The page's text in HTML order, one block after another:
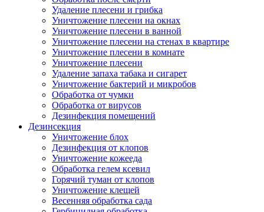
Удаление плесени и грибка
Уничтожение плесени на окнах
Уничтожение плесени в ванной
Уничтожение плесени на стенах в квартире
Уничтожение плесени в комнате
Уничтожение плесени
Удаление запаха табака и сигарет
Уничтожение бактерий и микробов
Обработка от чумки
Обработка от вирусов
Дезинфекция помещений
Дезинсекция
Уничтожение блох
Дезинфекция от клопов
Уничтожение кожееда
Обработка гелем ксевил
Горячий туман от клопов
Уничтожение клещей
Весенняя обработка сада